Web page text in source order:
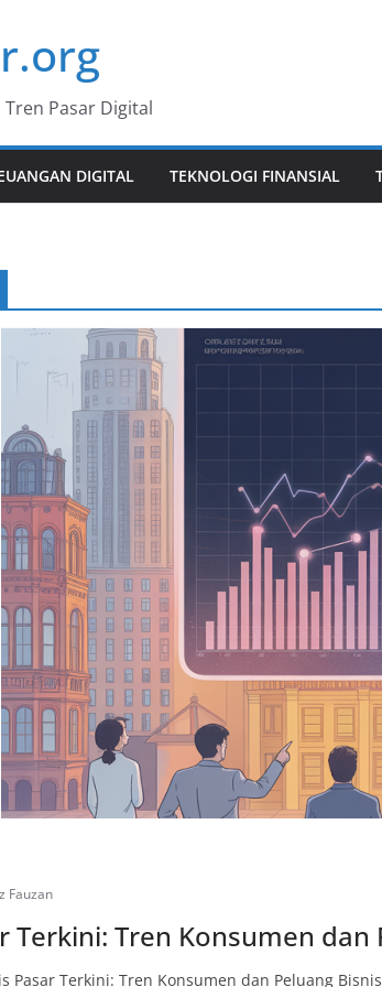
Pasar Digital
DIGITAL TEKNOLOGI FINANSIAL
Fauzan
Terkini: Tren Konsumen dan
Pasar Terkini: Tren Konsumen dan Peluang